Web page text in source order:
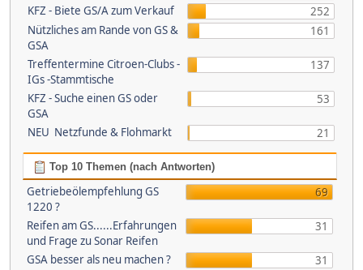
KFZ - Biete GS/A zum Verkauf
252
Nützliches am Rande von GS &
GSA
161
Treffentermine Citroen-Clubs -
IGs -Stammtische
137
KFZ - Suche einen GS oder
GSA
53
NEU Netzfunde & Flohmarkt 21
Top 10 Themen (nach Antworten)
Getriebeölempfehlung GS
1220 ?
69
Reifen am GS......Erfahrungen
und Frage zu Sonar Reifen
31
GSA besser als neu machen ?
31